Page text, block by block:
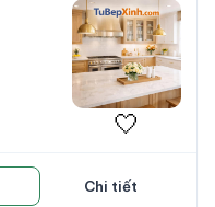
🤍
Chi tiết